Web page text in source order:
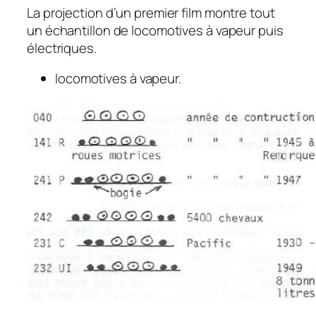
La projection d’un premier film montre tout
un échantillon de locomotives à vapeur puis
électriques.
locomotives à vapeur.